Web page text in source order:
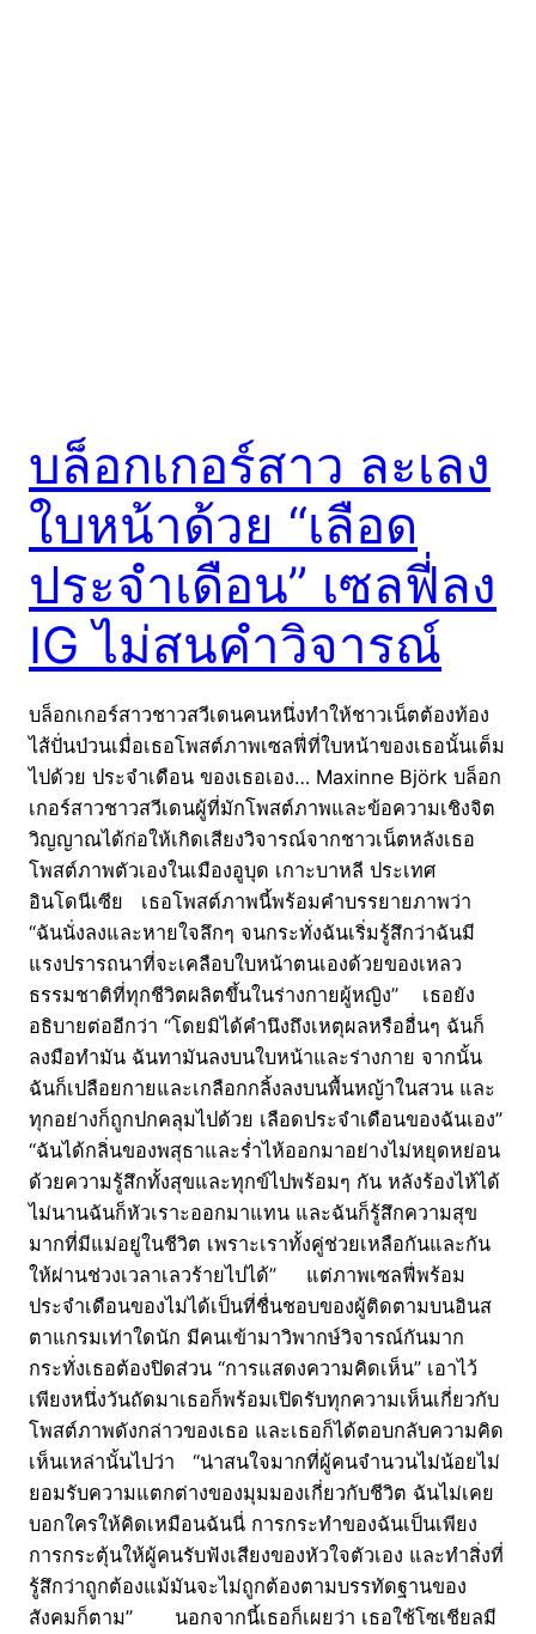
บล็อกเกอร์สาว ละเลง
ใบหน้าด้วย “เลือด
ประจำเดือน” เซลฟี่ลง
IG ไม่สนคำวิจารณ์
บล็อกเกอร์สาวชาวสวีเดนคนหนึ่งทำให้ชาวเน็ตต้องท้อง
ไส้ปั่นป่วนเมื่อเธอโพสต์ภาพเซลฟี่ที่ใบหน้าของเธอนั้นเต็ม
ไปด้วย ประจำเดือน ของเธอเอง… Maxinne Björk บล็อก
เกอร์สาวชาวสวีเดนผู้ที่มักโพสต์ภาพและข้อความเชิงจิต
วิญญาณได้ก่อให้เกิดเสียงวิจารณ์จากชาวเน็ตหลังเธอ
โพสต์ภาพตัวเองในเมืองอูบุด เกาะบาหลี ประเทศ
อินโดนีเซีย เธอโพสต์ภาพนี้พร้อมคำบรรยายภาพว่า
“ฉันนั่งลงและหายใจลึกๆ จนกระทั่งฉันเริ่มรู้สึกว่าฉันมี
แรงปรารถนาที่จะเคลือบใบหน้าตนเองด้วยของเหลว
ธรรมชาติที่ทุกชีวิตผลิตขึ้นในร่างกายผู้หญิง” เธอยัง
อธิบายต่ออีกว่า “โดยมิได้คำนึงถึงเหตุผลหรืออื่นๆ ฉันก็
ลงมือทำมัน ฉันทามันลงบนใบหน้าและร่างกาย จากนั้น
ฉันก็เปลือยกายและเกลือกกลิ้งลงบนพื้นหญ้าในสวน และ
ทุกอย่างก็ถูกปกคลุมไปด้วย เลือดประจำเดือนของฉันเอง”
“ฉันได้กลิ่นของพสุธาและร่ำไห้ออกมาอย่างไม่หยุดหย่อน
ด้วยความรู้สึกทั้งสุขและทุกข์ไปพร้อมๆ กัน หลังร้องไห้ได้
ไม่นานฉันก็หัวเราะออกมาแทน และฉันก็รู้สึกความสุข
มากที่มีแม่อยู่ในชีวิต เพราะเราทั้งคู่ช่วยเหลือกันและกัน
ให้ผ่านช่วงเวลาเลวร้ายไปได้” แต่ภาพเซลฟี่พร้อม
ประจำเดือนของไม่ได้เป็นที่ชื่นชอบของผู้ติดตามบนอินส
ตาแกรมเท่าใดนัก มีคนเข้ามาวิพากษ์วิจารณ์กันมาก
กระทั่งเธอต้องปิดส่วน “การแสดงความคิดเห็น” เอาไว้
เพียงหนึ่งวันถัดมาเธอก็พร้อมเปิดรับทุกความเห็นเกี่ยวกับ
โพสต์ภาพดังกล่าวของเธอ และเธอก็ได้ตอบกลับความคิด
เห็นเหล่านั้นไปว่า “น่าสนใจมากที่ผู้คนจำนวนไม่น้อยไม่
ยอมรับความแตกต่างของมุมมองเกี่ยวกับชีวิต ฉันไม่เคย
บอกใครให้คิดเหมือนฉันนี่ การกระทำของฉันเป็นเพียง
การกระตุ้นให้ผู้คนรับฟังเสียงของหัวใจตัวเอง และทำสิ่งที่
รู้สึกว่าถูกต้องแม้มันจะไม่ถูกต้องตามบรรทัดฐานของ
สังคมก็ตาม” นอกจากนี้เธอก็เผยว่า เธอใช้โซเชียลมี